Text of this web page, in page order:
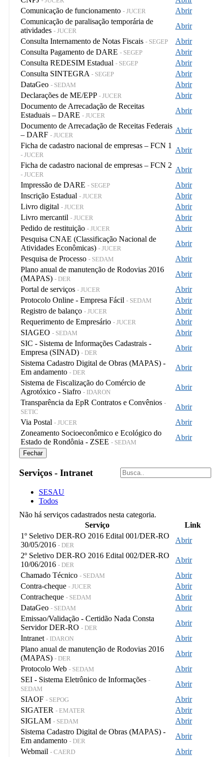
Comunicação de funcionamento - JUCER
Abrir
Comunicação de paralisação temporária de
atividades - JUCER
Abrir
Consulta Internamento de Notas Fiscais - SEGEP
Abrir
Consulta Pagamento de DARE - SEGEP
Abrir
Consulta REDESIM Estadual - SEGEP
Abrir
Consulta SINTEGRA - SEGEP
Abrir
DataGeo - SEDAM
Abrir
Declarações de ME/EPP - JUCER
Abrir
Documento de Arrecadação de Receitas
Estaduais – DARE - JUCER
Abrir
Documento de Arrecadação de Receitas Federais
– DARF - JUCER
Abrir
Ficha de cadastro nacional de empresas – FCN 1
- JUCER
Abrir
Ficha de cadastro nacional de empresas – FCN 2
- JUCER
Abrir
Impressão de DARE - SEGEP
Abrir
Inscrição Estadual - JUCER
Abrir
Livro digital - JUCER
Abrir
Livro mercantil - JUCER
Abrir
Pedido de restituição - JUCER
Abrir
Pesquisa CNAE (Classificação Nacional de
Atividades Econômicas) - JUCER
Abrir
Pesquisa de Processo - SEDAM
Abrir
Plano anual de manutenção de Rodovias 2016
(MAPAS) - DER
Abrir
Portal de serviços - JUCER
Abrir
Protocolo Online - Empresa Fácil - SEDAM
Abrir
Registro de balanço - JUCER
Abrir
Requerimento de Empresário - JUCER
Abrir
SIAGEO - SEDAM
Abrir
SIC - Sistema de Informações Cadastrais -
Empresa (SINAD) - DER
Abrir
Sistema Cadastro Digital de Obras (MAPAS) -
Em andamento - DER
Abrir
Sistema de Fiscalização do Comércio de
Agrotóxico - Siafro - IDARON
Abrir
Transparência da EpR Contratos e Convênios -
SETIC
Abrir
Via Postal - JUCER
Abrir
Zoneamento Socioeconômico e Ecológico do
Estado de Rondônia - ZSEE - SEDAM
Abrir
Fechar
Serviços - Intranet
SESAU
Todos
Não há serviços cadastrados nesta categoria.
Serviço
Link
1º Seletivo DER-RO 2016 Edital 001/DER-RO
30/05/2016 - DER
Abrir
2º Seletivo DER-RO 2016 Edital 002/DER-RO
10/06/2016 - DER
Abrir
Chamado Técnico - SEDAM
Abrir
Contra-cheque - JUCER
Abrir
Contracheque - SEDAM
Abrir
DataGeo - SEDAM
Abrir
Emissao/Validação - Certidão Nada Consta
Servidor DER-RO - DER
Abrir
Intranet - IDARON
Abrir
Plano anual de manutenção de Rodovias 2016
(MAPAS) - DER
Abrir
Protocolo Web - SEDAM
Abrir
SEI - Sistema Eletrônico de Informações -
SEDAM
Abrir
SIAOF - SEPOG
Abrir
SIGATER - EMATER
Abrir
SIGLAM - SEDAM
Abrir
Sistema Cadastro Digital de Obras (MAPAS) -
Em andamento - DER
Abrir
Webmail - CAERD
Abrir